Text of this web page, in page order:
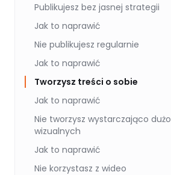
Publikujesz bez jasnej strategii
Jak to naprawić
Nie publikujesz regularnie
Jak to naprawić
Tworzysz treści o sobie
Jak to naprawić
Nie tworzysz wystarczająco
wizualnych
Jak to naprawić
Nie korzystasz z wideo